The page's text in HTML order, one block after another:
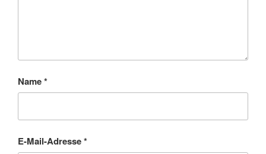
Name*
E-Mail-Adresse*